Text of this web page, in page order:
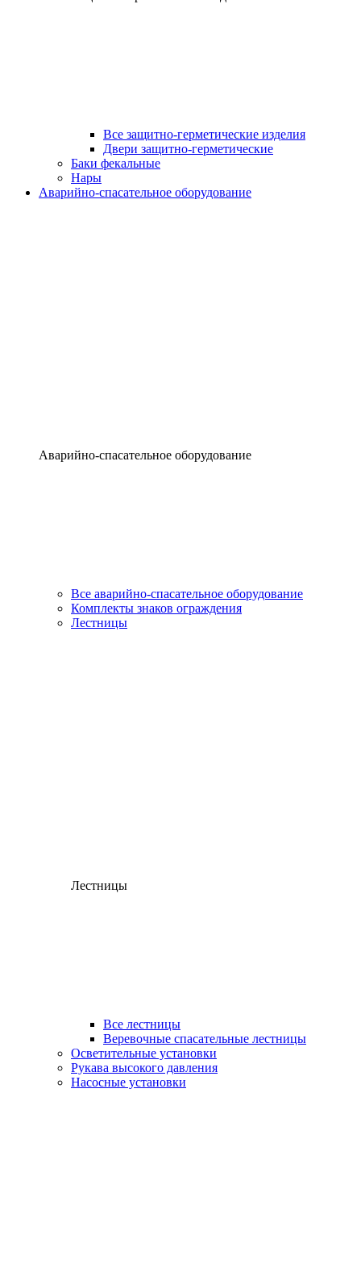
Все защитно-герметические изделия
Двери защитно-герметические
Баки фекальные
Нары
Аварийно-спасательное оборудование
Аварийно-спасательное оборудование
Все аварийно-спасательное оборудование
Комплекты знаков ограждения
Лестницы
Лестницы
Все лестницы
Веревочные спасательные лестницы
Осветительные установки
Рукава высокого давления
Насосные установки